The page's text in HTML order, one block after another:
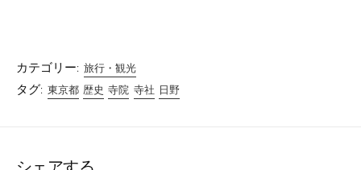
カテゴリー: 旅行・観光
タグ: 東京都 歴史 寺院 寺社 日野